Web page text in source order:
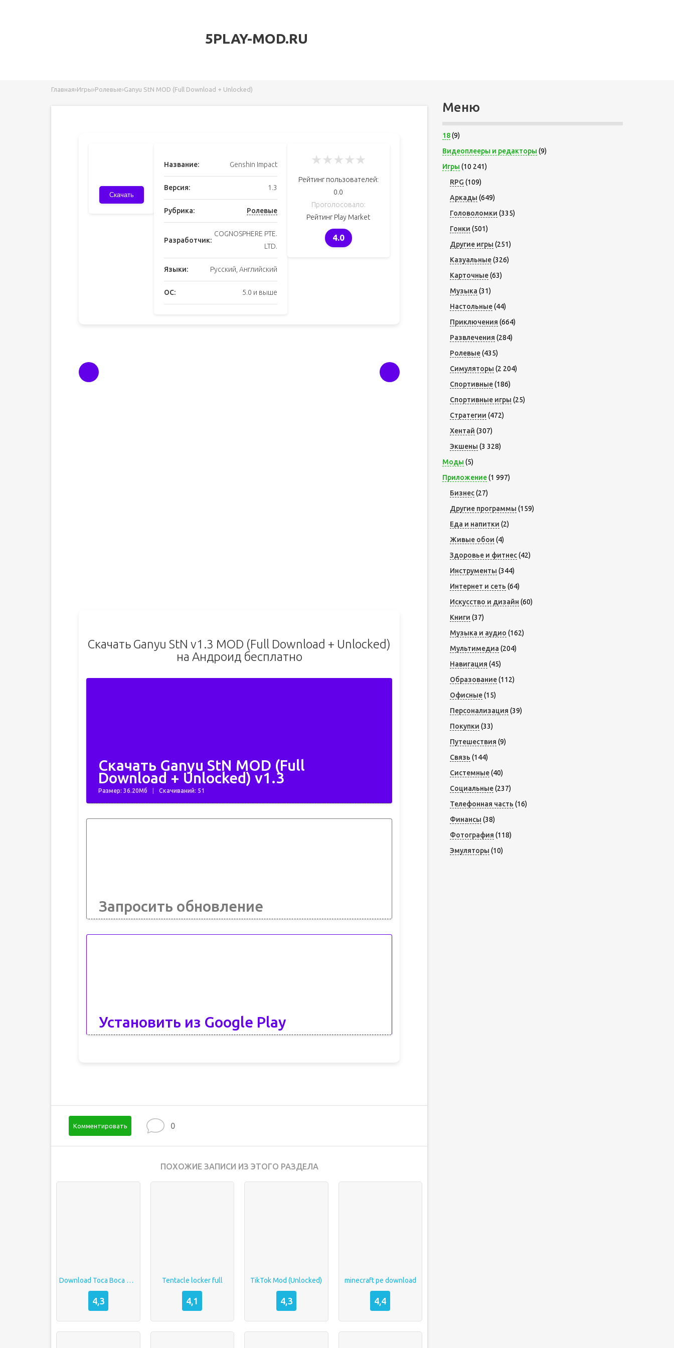
5PLAY-MOD.RU
Главная›Игры›Ролевые›Ganyu StN MOD (Full Download + Unlocked)
Скачать
Название: Genshin Impact
Версия: 1.3
Рубрика: Ролевые
Разработчик:
COGNOSPHERE PTE.
LTD.
Языки: Русский, Английский
ОС: 5.0 и выше
★★★★★
Рейтинг пользователей:
0.0
Проголосовало:
Рейтинг Play Market
4.0
Скачать Ganyu StN v1.3 MOD (Full Download + Unlocked)
на Андроид бесплатно
Скачать Ganyu StN MOD (Full
Download + Unlocked) v1.3
Размер: 36.20Мб Скачиваний: 51
Запросить обновление
Установить из Google Play
Комментировать 0
ПОХОЖИЕ ЗАПИСИ ИЗ ЭТОГО РАЗДЕЛА
Download Toca Boca MOD APK v1.66 (All Unlocked, Building Unlocked)
4,3
Tentacle locker full
4,1
TikTok Mod (Unlocked)
4,3
minecraft pe download
4,4
Меню
18(9)
Видеоплееры и редакторы (9)
Игры (10 241)
RPG (109)
Аркады (649)
Головоломки (335)
Гонки (501)
Другие игры (251)
Казуальные(326)
Карточные(63)
Музыка (31)
Настольные(44)
Приключения (664)
Развлечения (284)
Ролевые(435)
Симуляторы (2 204)
Спортивные(186)
Спортивные игры (25)
Стратегии (472)
Хентай (307)
Экшены (3 328)
Моды (5)
Приложение(1 997)
Бизнес(27)
Другие программы (159)
Еда и напитки (2)
Живые обои (4)
Здоровье и фитнес(42)
Инструменты (344)
Интернет и сеть (64)
Искусство и дизайн (60)
Книги (37)
Музыка и аудио (162)
Мультимедиа (204)
Навигация (45)
Образование(112)
Офисные(15)
Персонализация (39)
Покупки (33)
Путешествия (9)
Связь (144)
Системные(40)
Социальные(237)
Телефонная часть (16)
Финансы (38)
Фотография (118)
Эмуляторы (10)